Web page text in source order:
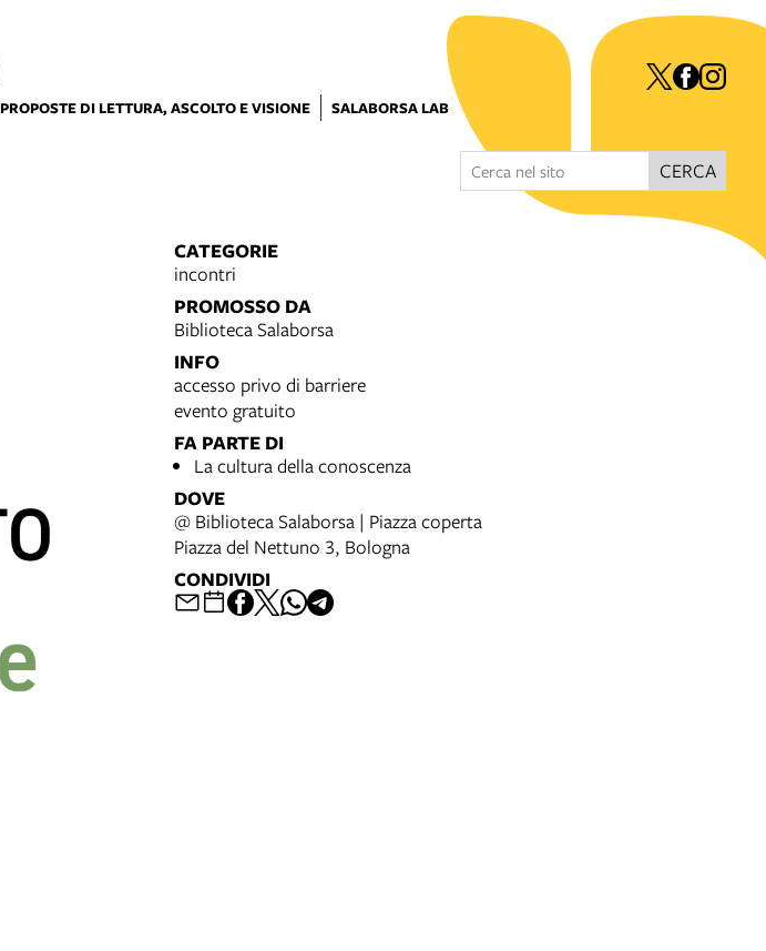
PROPOSTE DI LETTURA, ASCOLTO E VISIONE SALABORSA LAB
CERCA
CATEGORIE
incontri
PROMOSSO DA
Biblioteca Salaborsa
INFO
accesso privo di barriere
evento gratuito
FA PARTE DI
La cultura della conoscenza
DOVE
@ Biblioteca Salaborsa | Piazza coperta
Piazza del Nettuno 3, Bologna
CONDIVIDI